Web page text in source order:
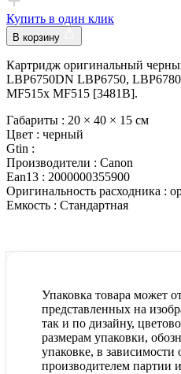
Купить в один клик
В корзину
Картридж оригинальный
LBP6750DN LBP6750,
MF515x MF515 [3481B].
Габариты : 20 × 40 × 15 см
Цвет : черный
Gtin :
Производители : Canon
Ean13 : 2000000355900
Оригинальность расходника :
Емкость : Стандартная
Упаковка товара может
представленных на
так и по дизайну,
размерам упаковки,
упаковке, в зависимости
производителем партии